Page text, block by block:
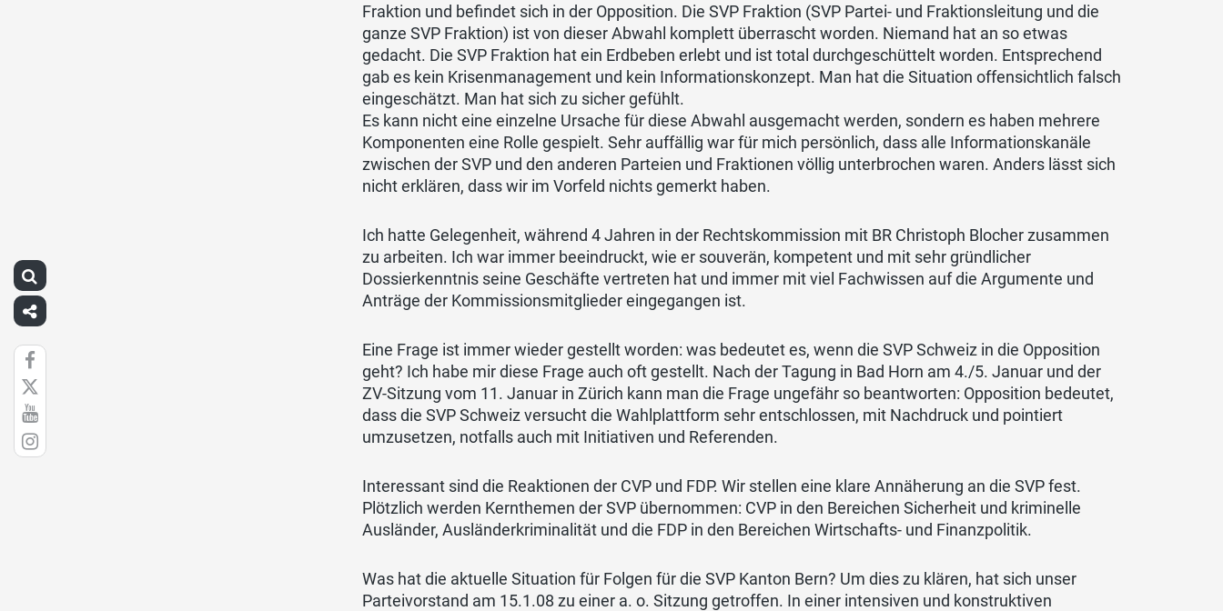
Fraktion und befindet sich in der Opposition. Die SVP Fraktion (SVP Partei- und Fraktionsleitung und die
ganze SVP Fraktion) ist von dieser Abwahl komplett überrascht worden. Niemand hat an so etwas
gedacht. Die SVP Fraktion hat ein Erdbeben erlebt und ist total durchgeschüttelt worden. Entsprechend
gab es kein Krisenmanagement und kein Informationskonzept. Man hat die Situation offensichtlich falsch
eingeschätzt. Man hat sich zu sicher gefühlt.
Es kann nicht eine einzelne Ursache für diese Abwahl ausgemacht werden, sondern es haben mehrere
Komponenten eine Rolle gespielt. Sehr auffällig war für mich persönlich, dass alle Informationskanäle
zwischen der SVP und den anderen Parteien und Fraktionen völlig unterbrochen waren. Anders lässt sich
nicht erklären, dass wir im Vorfeld nichts gemerkt haben.
Ich hatte Gelegenheit, während 4 Jahren in der Rechtskommission mit BR Christoph Blocher zusammen
zu arbeiten. Ich war immer beeindruckt, wie er souverän, kompetent und mit sehr gründlicher
Dossierkenntnis seine Geschäfte vertreten hat und immer mit viel Fachwissen auf die Argumente und
Anträge der Kommissionsmitglieder eingegangen ist.
Eine Frage ist immer wieder gestellt worden: was bedeutet es, wenn die SVP Schweiz in die Opposition
geht? Ich habe mir diese Frage auch oft gestellt. Nach der Tagung in Bad Horn am 4./5. Januar und der
ZV-Sitzung vom 11. Januar in Zürich kann man die Frage ungefähr so beantworten: Opposition bedeutet,
dass die SVP Schweiz versucht die Wahlplattform sehr entschlossen, mit Nachdruck und pointiert
umzusetzen, notfalls auch mit Initiativen und Referenden.
Interessant sind die Reaktionen der CVP und FDP. Wir stellen eine klare Annäherung an die SVP fest.
Plötzlich werden Kernthemen der SVP übernommen: CVP in den Bereichen Sicherheit und kriminelle
Ausländer, Ausländerkriminalität und die FDP in den Bereichen Wirtschafts- und Finanzpolitik.
Was hat die aktuelle Situation für Folgen für die SVP Kanton Bern? Um dies zu klären, hat sich unser
Parteivorstand am 15.1.08 zu einer a. o. Sitzung getroffen. In einer intensiven und konstruktiven